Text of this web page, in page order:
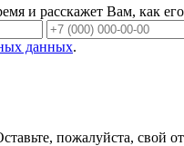
и расскажет Вам, как
данных.
пожалуйста, свой